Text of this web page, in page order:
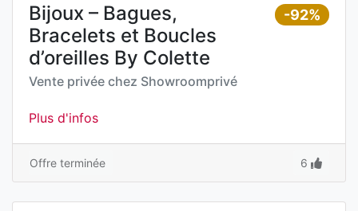
-92%
Bijoux – Bagues,
Bracelets et Boucles
d’oreilles By Colette
Vente privée chez Showroomprivé
Plus d'infos
Offre terminée 6